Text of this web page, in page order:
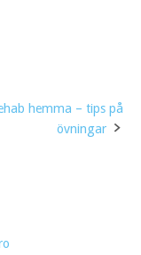
hemma – tips på
övningar